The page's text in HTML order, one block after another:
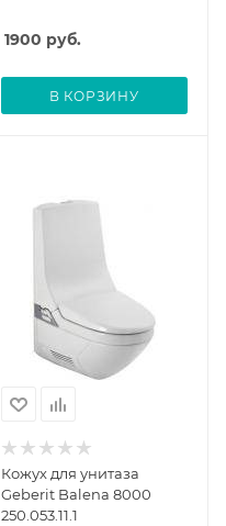
1900 руб.
В КОРЗИНУ
Кожух для унитаза
Geberit Balena 8000
250.053.11.1